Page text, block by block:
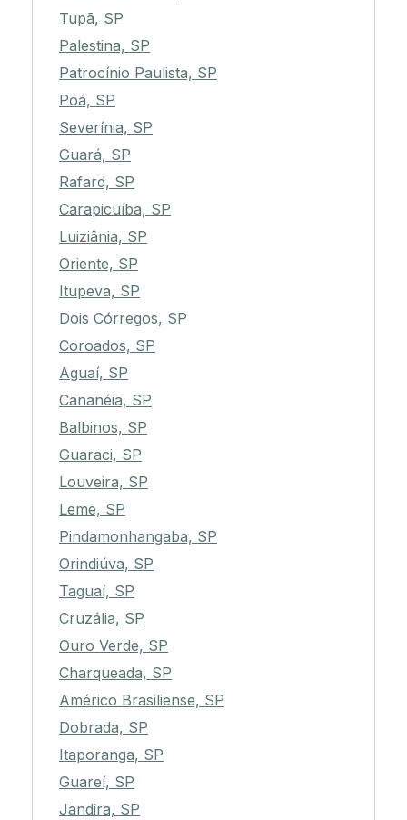
Tupã, SP
Palestina, SP
Patrocínio Paulista, SP
Poá, SP
Severínia, SP
Guará, SP
Rafard, SP
Carapicuíba, SP
Luiziânia, SP
Oriente, SP
Itupeva, SP
Dois Córregos, SP
Coroados, SP
Aguaí, SP
Cananéia, SP
Balbinos, SP
Guaraci, SP
Louveira, SP
Leme, SP
Pindamonhangaba, SP
Orindiúva, SP
Taguaí, SP
Cruzália, SP
Ouro Verde, SP
Charqueada, SP
Américo Brasiliense, SP
Dobrada, SP
Itaporanga, SP
Guareí, SP
Jandira, SP